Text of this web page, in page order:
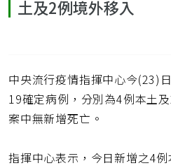
土及2例境外移入
中央流行疫情指揮中心今(23)
19確定病例，分別為4例本土
案中無新增死亡。
指揮中心表示，今日新增之4